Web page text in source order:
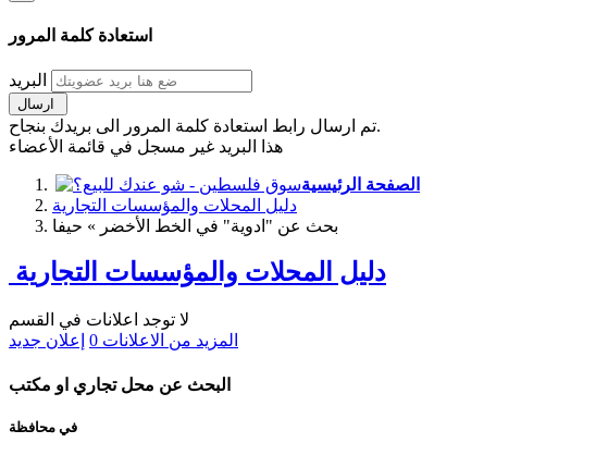
استعادة كلمة المرور
البريد
تم ارسال رابط استعادة كلمة المرور الى بريدك بنجاح.
هذا البريد غير مسجل في قائمة الأعضاء
الصفحة الرئيسية
دليل المحلات والمؤسسات التجارية
بحث عن "ادوية" في الخط الأخضر » حيفا
دليل المحلات والمؤسسات التجارية
لا توجد اعلانات في القسم
المزيد من الاعلانات 0 إعلان جديد
البحث عن محل تجاري او مكتب
في محافظة